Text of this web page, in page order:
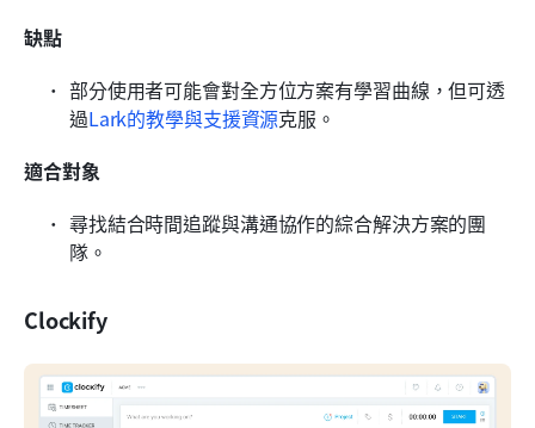
缺點
部分使用者可能會對全方位方案有學習曲線，但可透
過Lark的教學與支援資源克服。
適合對象
尋找結合時間追蹤與溝通協作的綜合解決方案的團
隊。
Clockify